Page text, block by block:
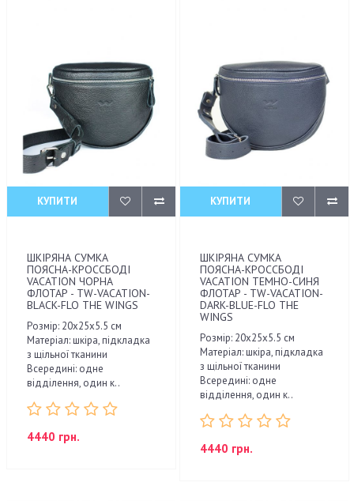
КУПИТИ
ШКІРЯНА СУМКА
ПОЯСНА-КРОССБОДІ
VACATION ЧОРНА
ФЛОТАР - TW-VACATION-
BLACK-FLO THE WINGS
Розмір: 20х25х5.5 см
Матеріал: шкіра, підкладка
з щільної тканини
Всередині: одне
відділення, один к..
4440 грн.
КУПИТИ
ШКІРЯНА СУМКА
ПОЯСНА-КРОССБОДІ
VACATION ТЕМНО-СИНЯ
ФЛОТАР - TW-VACATION-
DARK-BLUE-FLO THE
WINGS
Розмір: 20х25х5.5 см
Матеріал: шкіра, підкладка
з щільної тканини
Всередині: одне
відділення, один к..
4440 грн.